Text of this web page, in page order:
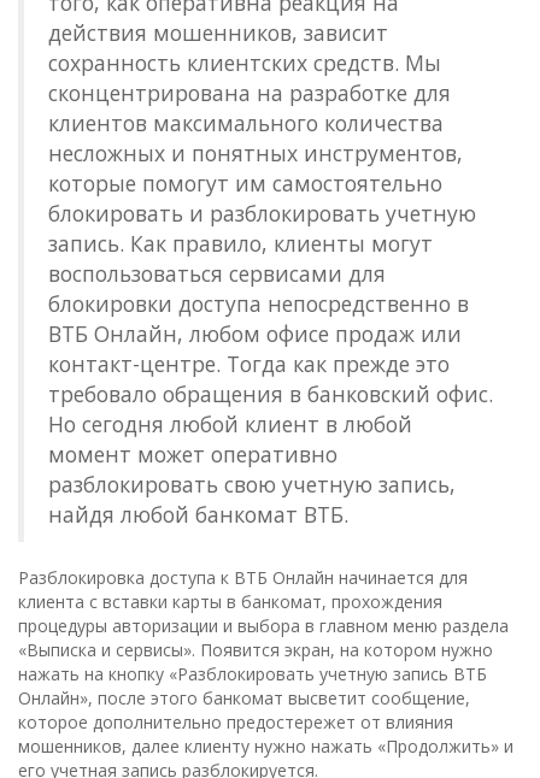
действия мошенников, зависит
сохранность клиентских средств. Мы
сконцентрирована на разработке для
клиентов максимального количества
несложных и понятных инструментов,
которые помогут им самостоятельно
блокировать и разблокировать учетную
запись. Как правило, клиенты могут
воспользоваться сервисами для
блокировки доступа непосредственно в
ВТБ Онлайн, любом офисе продаж или
контакт-центре. Тогда как прежде это
требовало обращения в банковский офис.
Но сегодня любой клиент в любой
момент может оперативно
разблокировать свою учетную запись,
найдя любой банкомат ВТБ.
Разблокировка доступа к ВТБ Онлайн начинается для
клиента с вставки карты в банкомат, прохождения
процедуры авторизации и выбора в главном меню раздела
«Выписка и сервисы». Появится экран, на котором нужно
нажать на кнопку «Разблокировать учетную запись ВТБ
Онлайн», после этого банкомат высветит сообщение,
которое дополнительно предостережет от влияния
мошенников, далее клиенту нужно нажать «Продолжить» и
его учетная запись разблокируется.